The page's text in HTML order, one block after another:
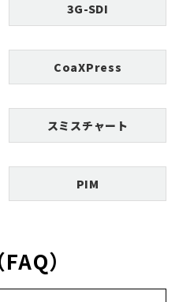
3G-SDI
CoaXPress
スミスチャート
PIM
）